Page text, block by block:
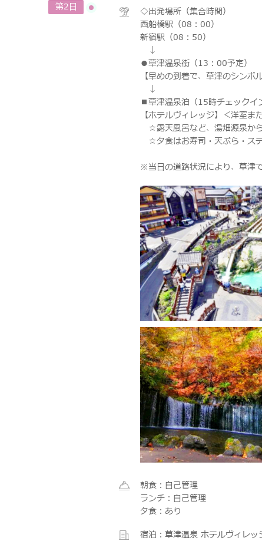
第2日
◇出発場所（集合時間）
西船橋駅（08：00）
新宿駅（08：50）
↓
●草津温泉街（13：00予定）
【早めの到着で、草津のシンボ
↓
■草津温泉泊（15時チェックイ
【ホテルヴィレッジ】＜洋室
☆露天風呂など、湯畑源泉か
☆夕食はお寿司・天ぷら・ス
※当日の道路状況により、草津
朝食：自己管理
ランチ：自己管理
夕食：あり
宿泊：草津温泉 ホテルヴィレッ